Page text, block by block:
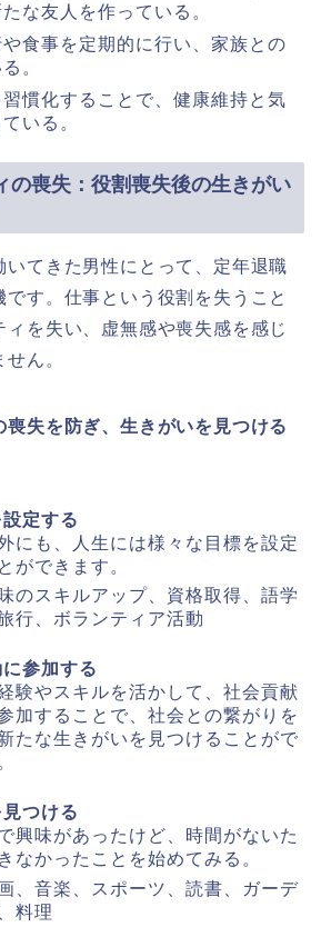
な友人を作っている。
食事を定期的に行い、家族との
。
慣化することで、健康維持と気
いる。
の喪失：役割喪失後の生きがい
いてきた男性にとって、定年退職
です。仕事という役割を失うこと
ィを失い、虚無感や喪失感を感じ
ん。
喪失を防ぎ、生きがいを見つける
定する
にも、人生には様々な目標を設定
ができます。
のスキルアップ、資格取得、語学
行、ボランティア活動
参加する
験やスキルを活かして、社会貢献
加することで、社会との繋がりを
たな生きがいを見つけることがで
つける
興味があったけど、時間がないた
なかったことを始めてみる。
、音楽、スポーツ、読書、ガーデ
料理